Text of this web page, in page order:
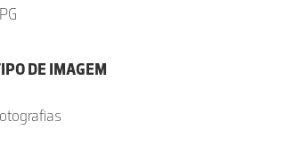
DE IMAGEM